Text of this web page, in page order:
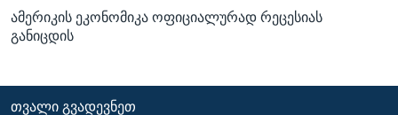
ამერიკის ეკონომიკა ოფიციალურად რეცესიას
განიცდის
ᲗᲕᲐᲚᲘ ᲒᲕᲐᲓᲔᲕᲜᲔᲗ